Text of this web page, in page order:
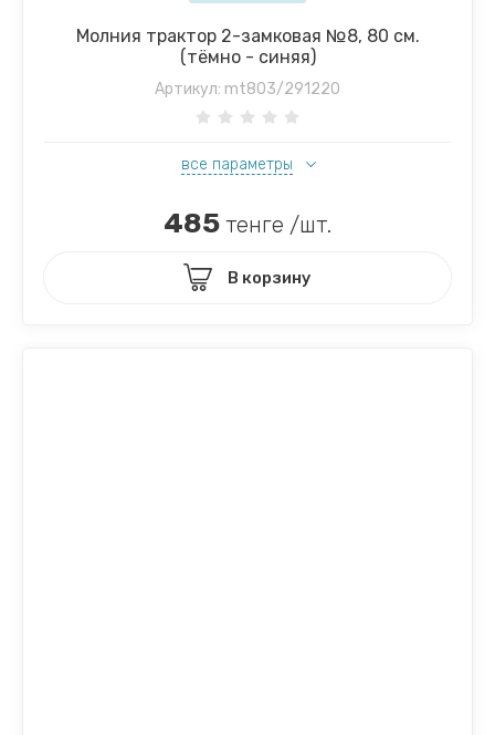
Молния трактор 2-замковая №8, 80 см.
(тёмно - синяя)
Артикул: mt803/291220
все параметры
485 тенге /шт.
В корзину